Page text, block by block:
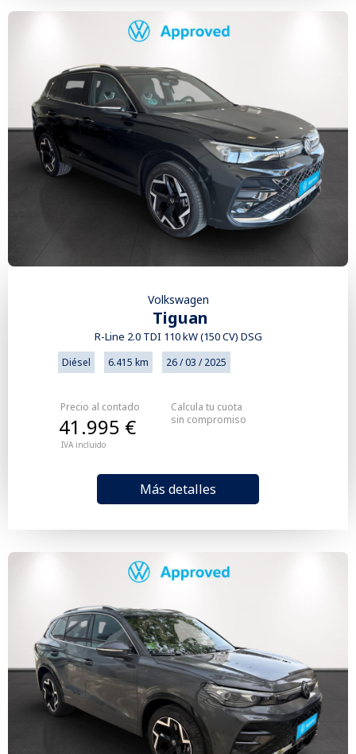
Volkswagen
Tiguan
R-Line 2.0 TDI 110 kW (150 CV) DSG
Diésel 6.415 km 26 / 03 / 2025
Precio al contado
IVA incluido
41.995 €
Más detalles
Calcula tu cuota
sin compromiso